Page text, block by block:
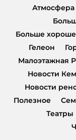
Атмосфера
Больше
Гелеон
Малоэтажная
Новости
Новости
Полезное
Театры